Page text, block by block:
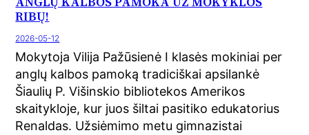
RIBŲ!
2026-05-12
Mokytoja Vilija Pažūsienė I klasės mokiniai per
anglų kalbos pamoką tradiciškai apsilankė
Šiaulių P. Višinskio bibliotekos Amerikos
skaitykloje, kur juos šiltai pasitiko edukatorius
Renaldas. Užsiėmimo metu gimnazistai